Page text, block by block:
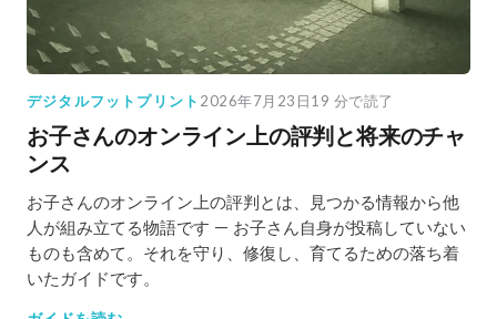
デジタルフットプリント 2026年7月23日19 分で読了
お子さんのオンライン上の評判と将来のチャ
ンス
お子さんのオンライン上の評判とは、見つかる情報から他
人が組み立てる物語です — お子さん自身が投稿していない
ものも含めて。それを守り、修復し、育てるための落ち着
いたガイドです。